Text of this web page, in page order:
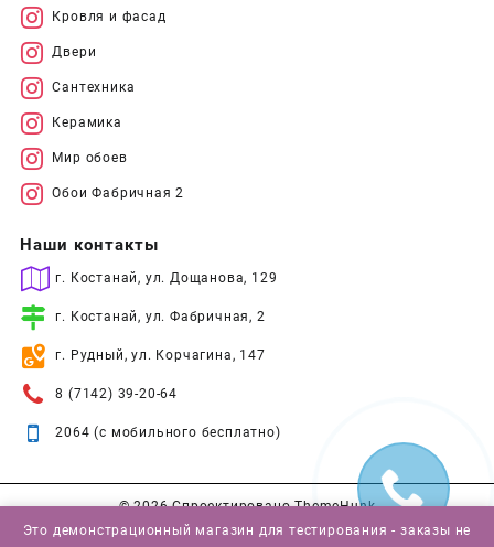
Кровля и фасад
Двери
Сантехника
Керамика
Мир обоев
Обои Фабричная 2
Наши контакты
г. Костанай, ул. Дощанова, 129
г. Костанай, ул. Фабричная, 2
г. Рудный, ул. Корчагина, 147
8 (7142) 39-20-64
2064 (с мобильного бесплатно)
© 2026Спроектировано ThemeHunk
Это демонстрационный магазин для тестирования - заказы не